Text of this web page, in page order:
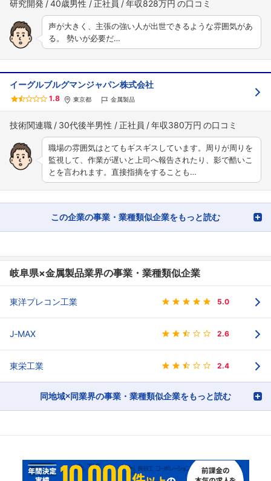
研究開発 40歳男性 正社員 年収828万円
声が大きく、主張の強い人が出世できるような雰囲気があ
る。 勢いが必要だ…
イーグルブルグマンジャパン株式会社
1.8 東京都 金属製品
技術関連職 30代後半男性 正社員 年収380万円
職場の雰囲気はとてもギスギスしています。周りが周りを
監視して、作業が遅いと上司へ報告されたり、影で酷いこ
とを言われます。直接指摘をすることも…
この企業の事業・業種類似企業をもっと読む
岐阜県×金属製品業界の事業・業種類似企業
東洋プレコン工業 5.0
J‐MAX 2.6
東栄工業 2.4
同地域×同業界の事業・業種類似企業をもっと読む